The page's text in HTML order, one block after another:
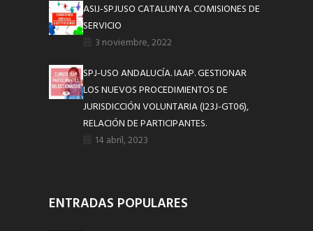
ASIJ-SPJUSO CATALUNYA. COMISIONES DE
SERVICIO
3 noviembre, 2022
SPJ-USO ANDALUCÍA. IAAP. GESTIONAR
LOS NUEVOS PROCEDIMIENTOS DE
JURISDICCIÓN VOLUNTARIA (I23J-GT06),
RELACIÓN DE PARTICIPANTES.
14 abril, 2023
ENTRADAS POPULARES